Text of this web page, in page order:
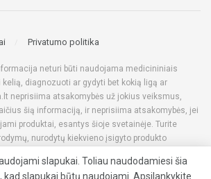
Privatumo politika
neturi būti naudojama medicininiais
diagnozuoti ar gydyti bet kokią ligą ar
neprisiima atsakomybės už jokius veiksmus,
šią informaciją, ir neprisiima atsakomybės, jei
produktai, esantys šioje svetainėje. Turite
nurodytų kiekvieno įsigyto produkto
su gydytoju, taip pat įsitikinkite jų teisėtumu
slapukai. Toliau naudodamiesi šia
slapukai būtų naudojami. Apsilankykite